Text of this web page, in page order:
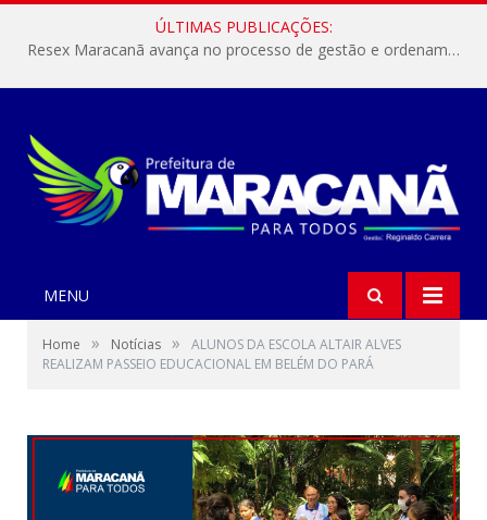
ÚLTIMAS PUBLICAÇÕES:
Resex Maracanã avança no processo de gestão e ordenamento do turismo em nossas áreas protegidas.
MENU
Home » Notícias »
ALUNOS DA ESCOLA ALTAIR ALVES
REALIZAM PASSEIO EDUCACIONAL EM BELÉM DO PARÁ